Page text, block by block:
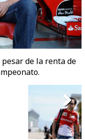
de la renta de